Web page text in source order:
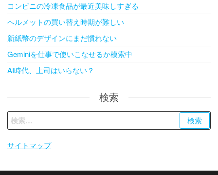
コンビニの冷凍食品が最近美味しすぎる
ヘルメットの買い替え時期が難しい
新紙幣のデザインにまだ慣れない
Geminiを仕事で使いこなせるか模索中
AI時代、上司はいらない？
検索
検
索:
サイトマップ